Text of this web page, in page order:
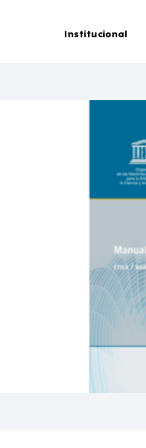
Institucional